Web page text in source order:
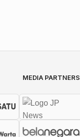
MEDIA PARTNERS